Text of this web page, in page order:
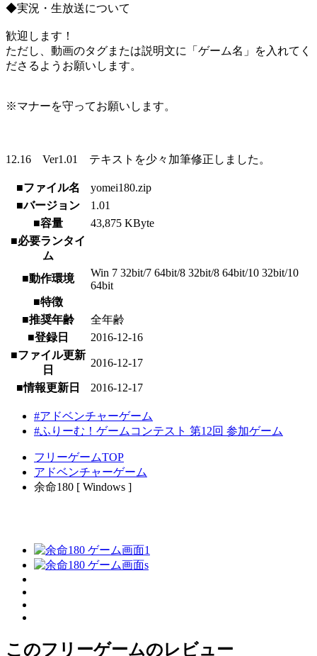
◆実況・生放送について
歓迎します！
ただし、動画のタグまたは説明文に「ゲーム名」を入れてく
ださるようお願いします。
※マナーを守ってお願いします。
12.16 Ver1.01 テキストを少々加筆修正しました。
■ファイル名
yomei180.zip
■バージョン
1.01
■容量
43,875 KByte
■必要ランタイ
ム
■動作環境
Win 7 32bit/7 64bit/8 32bit/8 64bit/10 32bit/10
64bit
■特徴
■推奨年齢
全年齢
■登録日
2016-12-16
■ファイル更新
日
2016-12-17
■情報更新日 2016-12-17
#アドベンチャーゲーム
#ふりーむ！ゲームコンテスト 第12回 参加ゲーム
フリーゲームTOP
アドベンチャーゲーム
余命180 [ Windows ]
このフリーゲームのレビュー